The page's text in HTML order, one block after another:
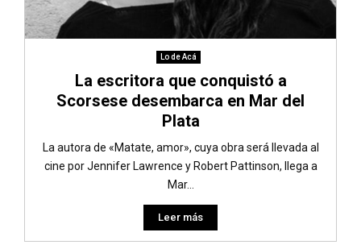
Lo de Acá
La escritora que conquistó a
Scorsese desembarca en Mar del
Plata
La autora de «Matate, amor», cuya obra será llevada al
cine por Jennifer Lawrence y Robert Pattinson, llega a
Mar...
Leer más